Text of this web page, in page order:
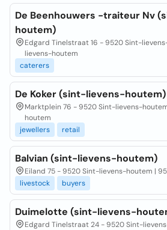
De Beenhouwers -traiteur Nv
houtem)
Edgard Tinelstraat 16 - 9520 Sint-
lievens-houtem
caterers
De Koker (sint-lievens-houtem)
Marktplein 76 - 9520 Sint-lievens-
houtem
jewellers
retail
Balvian (sint-lievens-houtem)
Eiland 75 - 9520 Sint-lievens-houtem |
livestock
buyers
Duimelotte (sint-lievens-
Edgard Tinelstraat 24 - 9520 Sint-